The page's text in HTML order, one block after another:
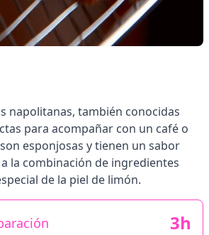
napolitanas, también conocidas
para acompañar con un café o
esponjosas y tienen un sabor
la combinación de ingredientes
de la piel de limón.
3h